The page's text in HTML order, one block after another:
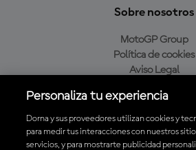
Sobre nosotros
MotoGP Group
Política de cookies
Aviso Legal
Política de compra
Personaliza tu experiencia
Dorna y sus proveedores utilizan cookies y
para medir tus interacciones con nuestros
servicios, y para mostrarte publicidad